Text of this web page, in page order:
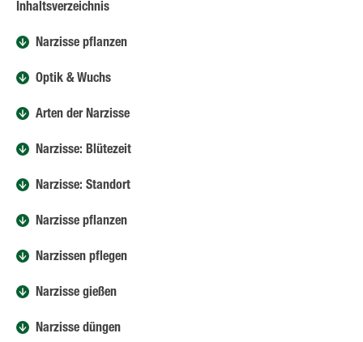
Inhaltsverzeichnis
Narzisse pflanzen
Optik & Wuchs
Arten der Narzisse
Narzisse: Blütezeit
Narzisse: Standort
Narzisse pflanzen
Narzissen pflegen
Narzisse gießen
Narzisse düngen